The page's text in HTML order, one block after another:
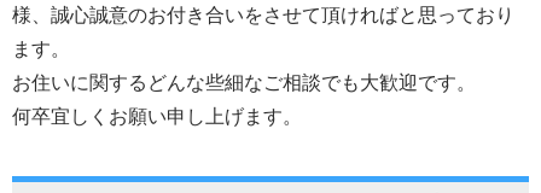
様、誠心誠意のお付き合いをさせて頂ければと思っており
ます。
お住いに関するどんな些細なご相談でも大歓迎です。
何卒宜しくお願い申し上げます。